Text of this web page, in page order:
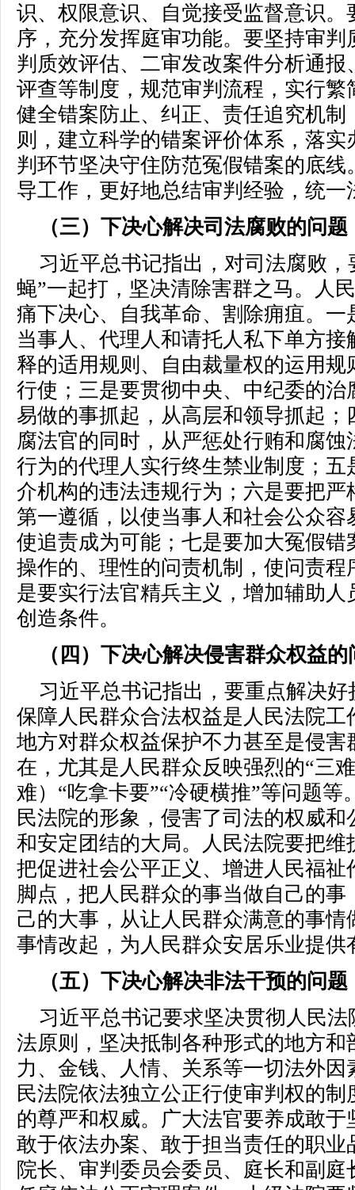
识、权限意识、自觉接受监督意识
序，充分发挥庭审功能。要坚持审
判质效评估、二审发改案件分析通
评查等制度，规范审判流程，实行
健全错案防止、纠正、责任追究机
则，建立科学的错案评价体系，落
判环节坚决守住防范冤假错案的底
导工作，更好地总结审判经验，统
（三）下决心解决司法腐败的问题
习近平总书记指出，对司法腐败
蝇”一起打，坚决清除害群之马。人
痛下决心、自我革命、割除痈疽。
当事人、代理人和请托人私下单方
释的适用规则、自由裁量权的运用
行使；三是要贯彻中央、中纪委的
易做的事抓起，从高层和领导抓起
腐法官的同时，从严惩处行贿和腐
行为的代理人实行终生禁业制度；
介机构的违法违规行为；六是要把
第一遵循，以使当事人和社会公众
使追责成为可能；七是要加大冤假
操作的、理性的问责机制，使问责
是要实行法官精兵主义，增加辅助
创造条件。
（四）下决心解决侵害群众权益的
习近平总书记指出，要重点解决
保障人民群众合法权益是人民法院
地方对群众权益保护不力甚至是侵
在，尤其是人民群众反映强烈的“三
难）“吃拿卡要”“冷硬横推”等问题
民法院的形象，侵害了司法的权威
和安定团结的大局。人民法院要把
把促进社会公平正义、增进人民福
脚点，把人民群众的事当做自己的
己的大事，从让人民群众满意的事
事情改起，为人民群众安居乐业提供
（五）下决心解决非法干预的问题
习近平总书记要求坚决贯彻人民
法原则，坚决抵制各种形式的地方
力、金钱、人情、关系等一切法外
民法院依法独立公正行使审判权的
的尊严和权威。广大法官要养成敢
敢于依法办案、敢于担当责任的职
院长、审判委员会委员、庭长和副